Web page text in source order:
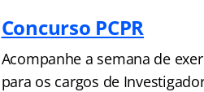
Concurso PCPR
Acompanhe a semana de
para os cargos de